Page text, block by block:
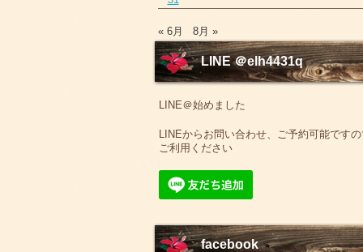
« 6月 8月 »
LINE ＠elh4431q
LINE＠始めました
LINEからお問い合わせ、ご予約可能です
ご利用ください
facebook